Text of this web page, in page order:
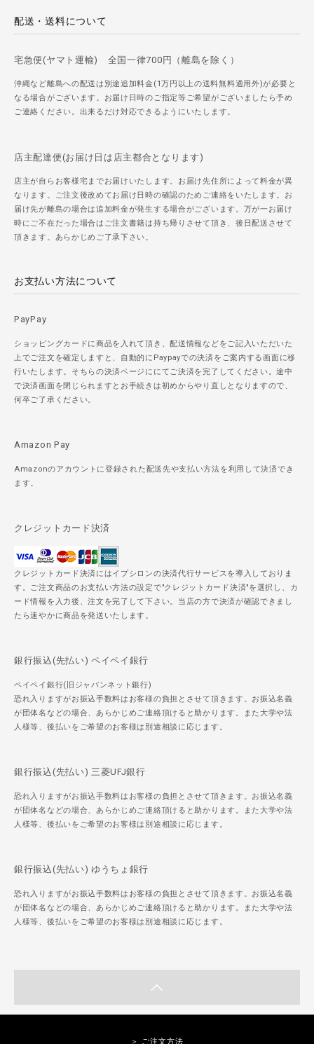
配送・送料について
宅急便(ヤマト運輸) 全国一律700円（離島を除く）
沖縄など離島への配送は別途追加料金(1万円以上の送料無料適用外)が必要と
なる場合がございます。お届け日時のご指定等ご希望がございましたら予め
ご連絡ください。出来るだけ対応できるようにいたします。
店主配達便(お届け日は店主都合となります)
店主が自らお客様宅までお届けいたします。お届け先住所によって料金が異
なります。ご注文後改めてお届け日時の確認のためご連絡をいたします。お
届け先が離島の場合は追加料金が発生する場合がございます。万が一お届け
時にご不在だった場合はご注文書籍は持ち帰りさせて頂き、後日配送させて
頂きます。あらかじめご了承下さい。
お支払い方法について
PayPay
ショッピングカードに商品を入れて頂き、配送情報などをご記入いただいた
上でご注文を確定しますと、自動的にPaypayでの決済をご案内する画面に移
行いたします。そちらの決済ページににてご決済を完了してください。途中
で決済画面を閉じられますとお手続きは初めからやり直しとなりますので、
何卒ご了承ください。
Amazon Pay
Amazonのアカウントに登録された配送先や支払い方法を利用して決済でき
ます。
クレジットカード決済
クレジットカード決済にはイプシロンの決済代行サービスを導入しておりま
す。ご注文商品のお支払い方法の設定で"クレジットカード決済"を選択し、カ
ード情報を入力後、注文を完了して下さい。当店の方で決済が確認できまし
たら速やかに商品を発送いたします。
銀行振込(先払い) ペイペイ銀行
ペイペイ銀行(旧ジャパンネット銀行)
恐れ入りますがお振込手数料はお客様の負担とさせて頂きます。お振込名義
が団体名などの場合、あらかじめご連絡頂けると助かります。また大学や法
人様等、後払いをご希望のお客様は別途相談に応じます。
銀行振込(先払い) 三菱UFJ銀行
恐れ入りますがお振込手数料はお客様の負担とさせて頂きます。お振込名義
が団体名などの場合、あらかじめご連絡頂けると助かります。また大学や法
人様等、後払いをご希望のお客様は別途相談に応じます。
銀行振込(先払い) ゆうちょ銀行
恐れ入りますがお振込手数料はお客様の負担とさせて頂きます。お振込名義
が団体名などの場合、あらかじめご連絡頂けると助かります。また大学や法
人様等、後払いをご希望のお客様は別途相談に応じます。
＞ ご注文方法